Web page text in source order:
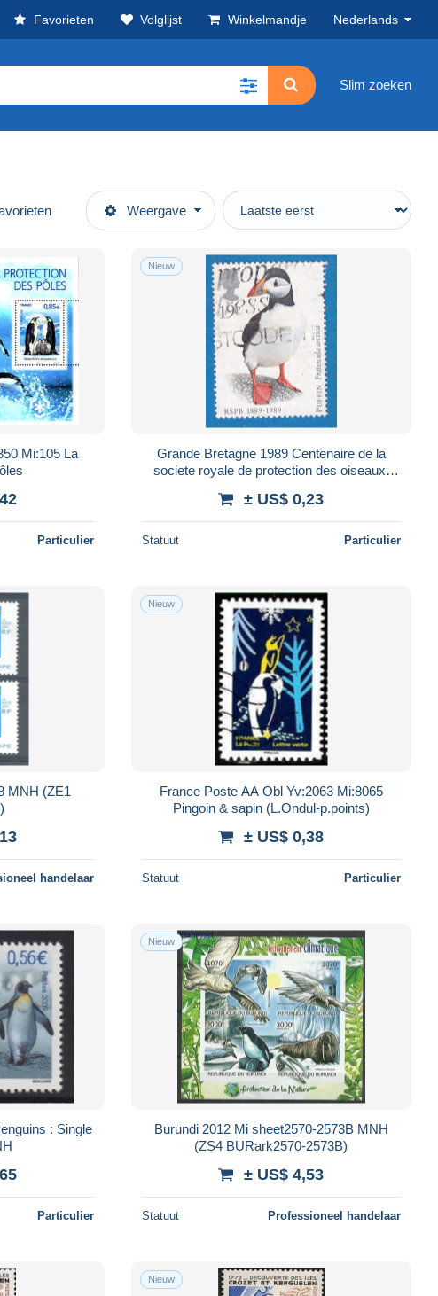
Favorieten Volglijst Winkelmandje Nederlands
Slim zoeken
Weergave
Mi:105 La
Particulier
Nieuw
Grande Bretagne 1989 Centenaire de la
societe royale de protection des oiseaux.
± US$ 0,23
Statuut Particulier
MNH (ZE1
handelaar
Nieuw
France Poste AA Obl Yv:2063 Mi:8065
Pingoin & sapin (L.Ondul-p.points)
± US$ 0,38
Statuut Particulier
: Single
Particulier
Nieuw
Burundi 2012 Mi sheet2570-2573B MNH
(ZS4 BURark2570-2573B)
± US$ 4,53
Statuut Professioneel handelaar
Nieuw